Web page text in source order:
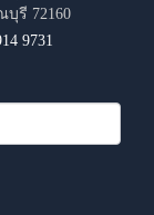
รี 72160
9731